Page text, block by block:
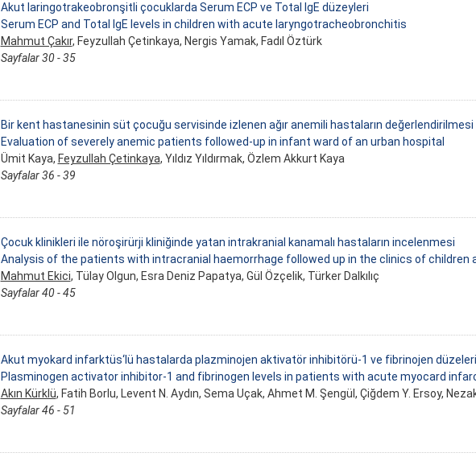
Akut laringotrakeobronşitli çocuklarda Serum ECP ve Total IgE düzeyleri
Serum ECP and Total IgE levels in children with acute laryngotracheobronchitis
Mahmut Çakır, Feyzullah Çetinkaya, Nergis Yamak, Fadıl Öztürk
Sayfalar 30 - 35
Bir kent hastanesinin süt çocuğu servisinde izlenen ağır anemili hastaların değerlendirilmesi
Evaluation of severely anemic patients followed-up in infant ward of an urban hospital
Ümit Kaya, Feyzullah Çetinkaya, Yıldız Yıldırmak, Özlem Akkurt Kaya
Sayfalar 36 - 39
Çocuk klinikleri ile nöroşirürji kliniğinde yatan intrakranial kanamalı hastaların incelenmesi
Analysis of the patients with intracranial haemorrhage followed up in the clinics of children
Mahmut Ekici, Tülay Olgun, Esra Deniz Papatya, Gül Özçelik, Türker Dalkılıç
Sayfalar 40 - 45
Akut myokard infarktüs‘lü hastalarda plazminojen aktivatör inhibitörü-1 ve fibrinojen düzeleri
Plasminogen activator inhibitor-1 and fibrinogen levels in patients with acute myocard
Akın Kürklü, Fatih Borlu, Levent N. Aydın, Sema Uçak, Ahmet M. Şengül, Çiğdem Y. Ersoy,
Sayfalar 46 - 51